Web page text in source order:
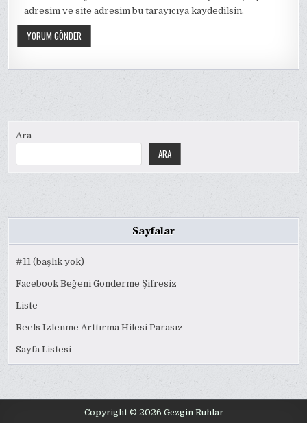
adresim ve site adresim bu tarayıcıya kaydedilsin.
Ara
ARA
Sayfalar
#11 (başlık yok)
Facebook Beğeni Gönderme Şifresiz
Liste
Reels Izlenme Arttırma Hilesi Parasız
Sayfa Listesi
Copyright © 2026 Gezgin Ruhlar